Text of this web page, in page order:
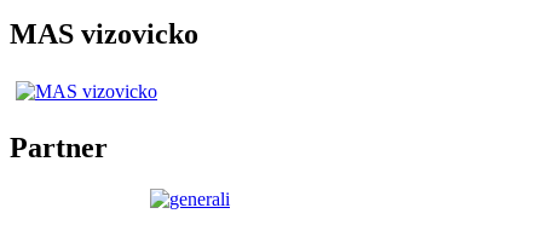
MAS vizovicko
Partner